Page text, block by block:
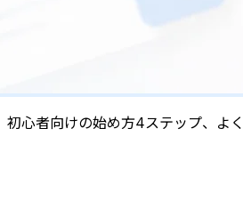
心者向けの始め方4ステップ、